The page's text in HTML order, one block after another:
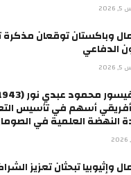
وباكستان توقعان مذكرة
الدفاعي
أسهم في تأسيس
النهضة العلمية في
وإثيوبيا تبحثان تعزيز